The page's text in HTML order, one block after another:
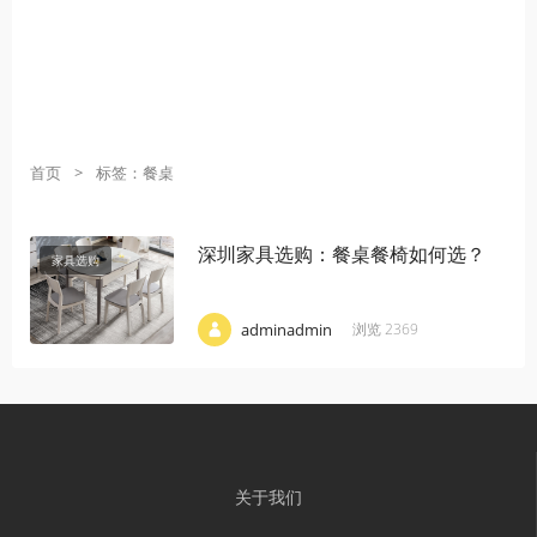
首页 > 标签：餐桌
家具选购 深圳家具选购：餐桌餐椅如何选？
adminadmin 浏览 2369
关于我们